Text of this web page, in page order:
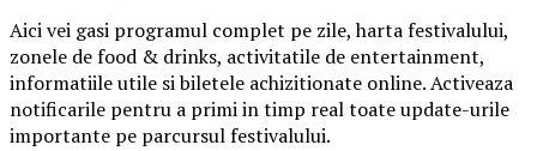
Aici vei gasi programul complet pe zile, harta festivalului,
zonele de food & drinks, activitatile de entertainment,
informatiile utile si biletele achizitionate online. Activeaza
notificarile pentru a primi in timp real toate update-urile
importante pe parcursul festivalului.